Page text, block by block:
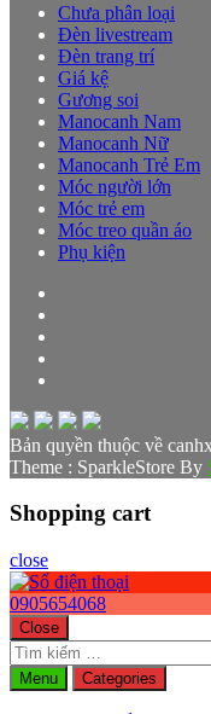
Chưa phân loại
Đèn livestream
Đèn trang trí
Giá kệ
Gương soi
Manocanh Nam
Manocanh Nữ
Manocanh Trẻ Em
Móc người lớn
Móc trẻ em
Móc treo quần áo
Phụ kiện
Bản quyền thuộc về
Theme : SparkleStore By
Shopping cart
close
0905654068
Close
Tìm
kiếm
cho:
Menu Categories